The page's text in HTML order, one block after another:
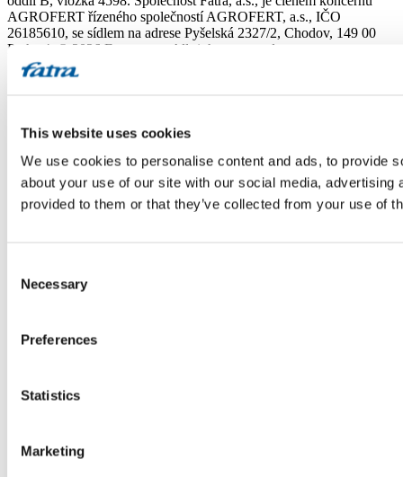
This website uses cookies
We use cookies to personalise content and ads, to provide
about your use of our site with our social media,
provided to them or that they’ve collected from your use of
Selection
Necessary
Preferences
Statistics
Marketing
AGROFERT řízeného společností AGROFERT, a.s., IČO
26185610, se sídlem na adrese Pyšelská 2327/2, Chodov, 149 00
Praha 4. © 2026 Fatra, a.s. • All rights reserved